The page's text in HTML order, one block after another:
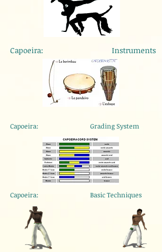
Capoeira: Instruments
Capoeira: Grading System
Capoeira: Basic Techniques